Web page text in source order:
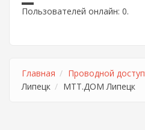
Пользователей онлайн: 0.
Главная Проводной доступ
Липецк
МТТ.ДОМ Липецк